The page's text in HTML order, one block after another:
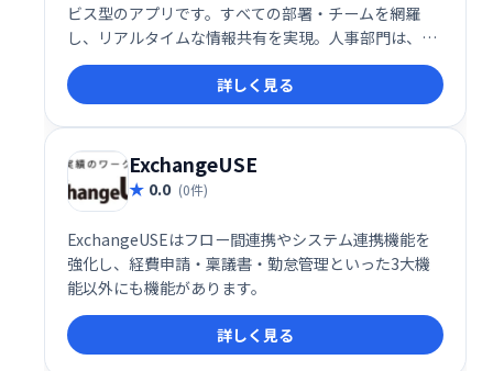
ビス型のアプリです。すべての部署・チームを網羅
し、リアルタイムな情報共有を実現。人事部門は、よ
り戦略的な業務に集中できるようになり、企業全体の
生産性向上に貢献します。詳しく見る
ExchangeUSE
0.0 (0件)
ExchangeUSEはフロー間連携やシステム連携機能を
強化し、経費申請・稟議書・勤怠管理といった3大機
能以外にも機能があります。
詳しく見る